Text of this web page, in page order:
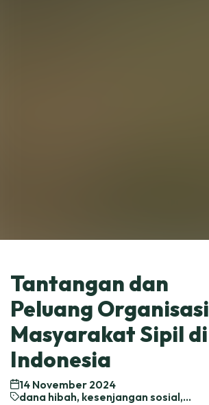
Tantangan dan
Peluang Organisasi
Masyarakat Sipil di
Indonesia
14 November 2024
dana hibah, kesenjangan sosial,